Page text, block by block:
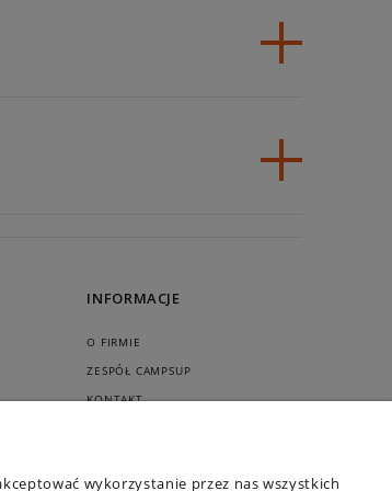
INFORMACJE
O FIRMIE
ZESPÓŁ CAMPSUP
KONTAKT
wykorzystanie przez nas wszystkich